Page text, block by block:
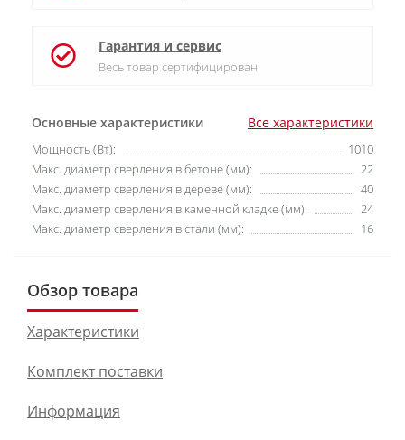
Основные характеристики Все характеристики
Мощность (Вт):
1010
Макс. диаметр сверления в бетоне (мм):
22
Макс. диаметр сверления в дереве (мм):
40
Макс. диаметр сверления в каменной кладке (мм):
24
Макс. диаметр сверления в стали (мм):
16
Гарантия и сервис
Весь товар сертифицирован
Обзор товара
Характеристики
Комплект поставки
Информация